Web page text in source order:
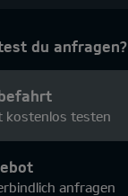
du anfragen?
kostenlos testen
anfragen